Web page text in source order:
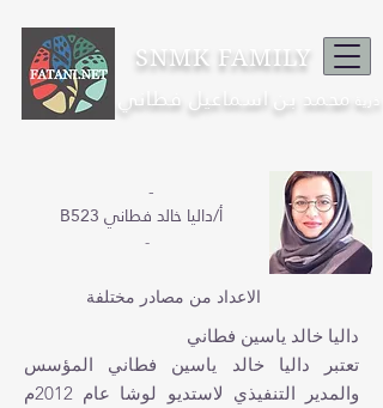
SNMK FAMILY
ذرية محمد بن اسماعيل فطاني
-
B523 أ/داليا خالد فطاني
-
الاعداد من مصادر مختلفة
داليا خالد ياسين فطاني
تعتبر داليا خالد ياسين فطاني المؤسس
والمدير التنفيذي لاستديو لوشا عام 2012م